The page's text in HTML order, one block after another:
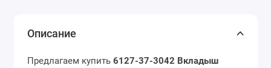
Описание
Предлагаем купить 6127-37-3042 Вкладыш